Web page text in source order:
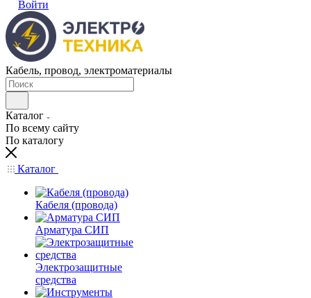
Войти
Кабель, провод, электроматериалы
Каталог
По всему сайту
По каталогу
Каталог
Кабеля (провода)
Арматура СИП
Электрозащитные
средства